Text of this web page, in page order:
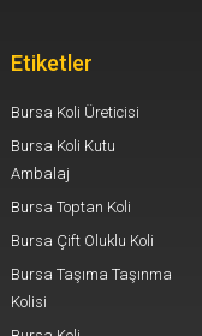
Etiketler
Bursa Koli Üreticisi
Bursa Koli Kutu
Ambalaj
Bursa Toptan Koli
Bursa Çift Oluklu Koli
Bursa Taşıma Taşınma
Kolisi